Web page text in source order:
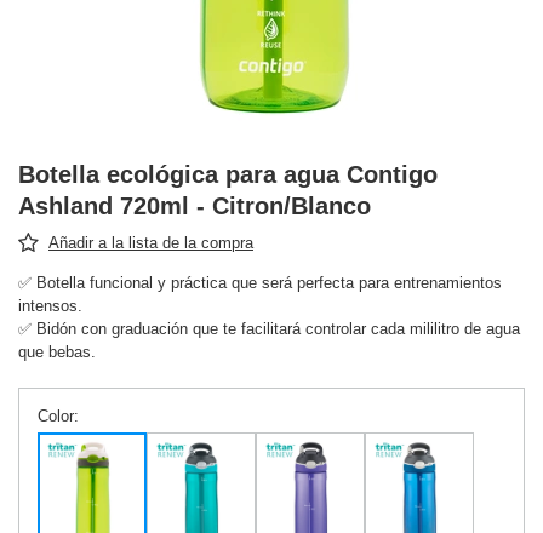
Botella ecológica para agua Contigo
Ashland 720ml - Citron/Blanco
Añadir a la lista de la compra
✅ Botella funcional y práctica que será perfecta para entrenamientos
intensos.
✅ Bidón con graduación que te facilitará controlar cada mililitro de agua
que bebas.
Color